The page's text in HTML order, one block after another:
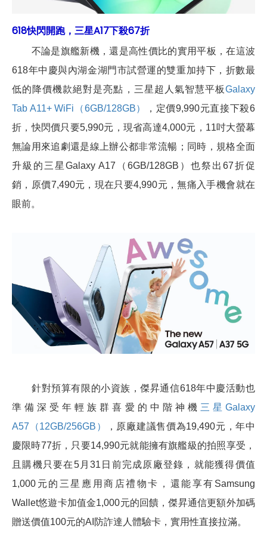
618快閃開跑，三星A17下殺67折
不論是旗艦新機，還是高性價比的實用平板，在這波
618年中慶與內湖金湖門市試營運的雙重加持下，折數最
低的降價機款絕對是亮點，三星超人氣智慧平板Galaxy
Tab A11+ WiFi（6GB/128GB）
，定價9,990元直接下殺6
折，快閃價只要5,990元，現省高達4,000元，11吋大螢幕
無論用來追劇還是線上辦公都非常流暢；同時，規格全面
升級的三星Galaxy A17（6GB/128GB）也祭出67折促
銷，原價7,490元，現在只要4,990元，無痛入手機會就在
眼前。
針對預算有限的小資族，傑昇通信618年中慶活動也
準備深受年輕族群喜愛的中階神機 三星Galaxy
A57（12GB/256GB）
，原廠建議售價為19,490元，年中
慶限時77折，只要14,990元就能擁有旗艦級的拍照享受，
且購機只要在5月31日前完成原廠登錄，就能獲得價值
1,000元的三星應用商店禮物卡，還能享有Samsung
Wallet悠遊卡加值金1,000元的回饋，傑昇通信更額外加碼
贈送價值100元的AI防詐達人體驗卡，實用性直接拉滿。